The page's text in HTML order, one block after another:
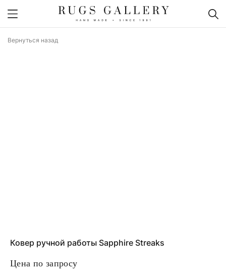
Вернуться назад
Ковер ручной работы Sapphire Streaks
Цена по запросу